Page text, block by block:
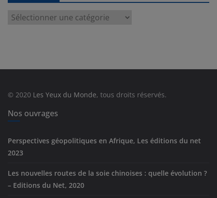
e
s
© 2020 Les Yeux du Monde, tous droits réservés.
Nos ouvrages
Perspectives géopolitiques en Afrique, Les éditions du net
2023
Les nouvelles routes de la soie chinoises : quelle évolution ?
– Editions du Net, 2020